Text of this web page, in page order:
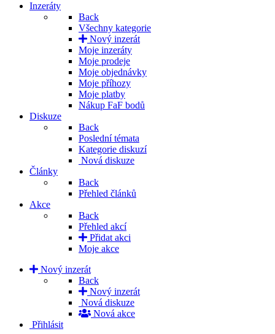
Inzeráty
Back
Všechny kategorie
Nový inzerát
Moje inzeráty
Moje prodeje
Moje objednávky
Moje příhozy
Moje platby
Nákup FaF bodů
Diskuze
Back
Poslední témata
Kategorie diskuzí
Nová diskuze
Články
Back
Přehled článků
Akce
Back
Přehled akcí
Přidat akci
Moje akce
Nový inzerát
Back
Nový inzerát
Nová diskuze
Nová akce
Přihlásit